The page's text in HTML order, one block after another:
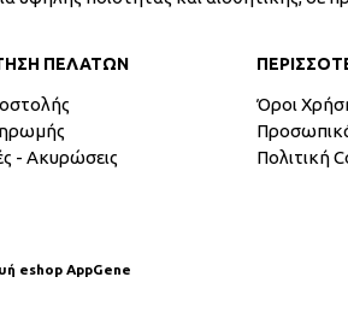
ΠΕΛΑΤΩΝ
- Ακυρώσεις
Όροι
Πολιτική
eshop AppGene